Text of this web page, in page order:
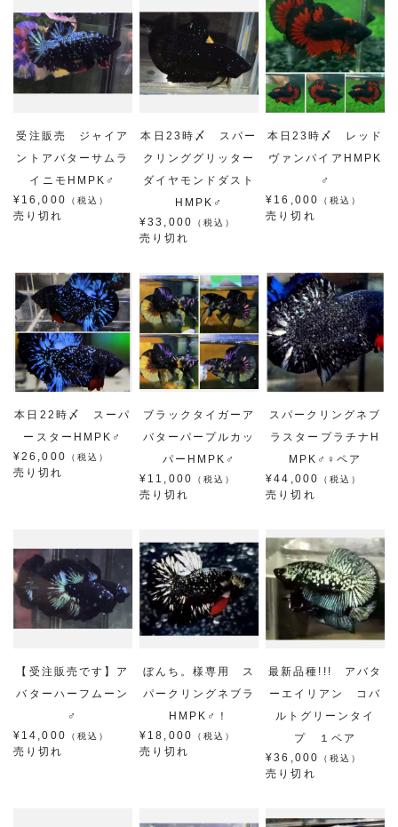
受注販売 ジャイア
ントアバターサムラ
イニモHMPK♂
¥16,000
（税込）
売り切れ
本日23時〆 スパー
クリンググリッター
ダイヤモンドダスト
HMPK♂
¥33,000
（税込）
売り切れ
本日23時〆 レッド
ヴァンパイアHMPK
♂
¥16,000
（税込）
売り切れ
本日22時〆 スーパ
ースターHMPK♂
¥26,000
（税込）
売り切れ
ブラックタイガーア
バターパープルカッ
パーHMPK♂
¥11,000
（税込）
売り切れ
スパークリングネブ
ラスタープラチナH
MPK♂♀ペア
¥44,000
（税込）
売り切れ
【受注販売です】ア
バターハーフムーン
♂
¥14,000
（税込）
売り切れ
ぼんち。様専用 ス
パークリングネブラ
HMPK♂！
¥18,000
（税込）
売り切れ
最新品種!!! アバタ
ーエイリアン コバ
ルトグリーンタイ
プ １ペア
¥36,000
（税込）
売り切れ